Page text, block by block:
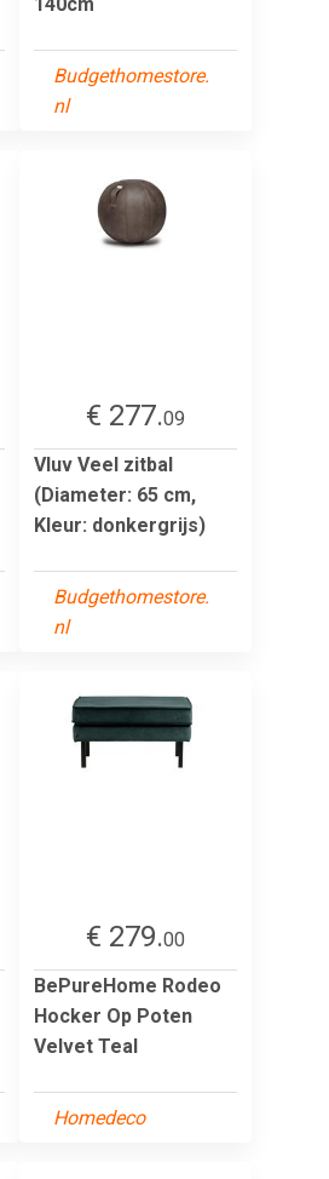
Budgethomestore.
nl
€ 277.09
Vluv Veel zitbal
(Diameter: 65 cm,
Kleur: donkergrijs)
Budgethomestore.
nl
€ 279.00
BePureHome Rodeo
Hocker Op Poten
Velvet Teal
Homedeco